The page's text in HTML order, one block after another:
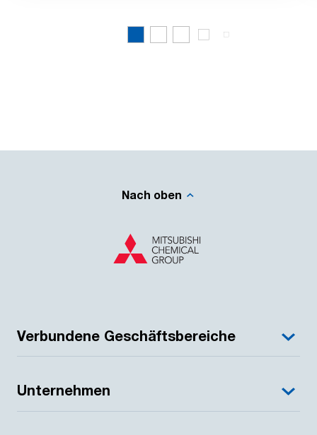
Nach oben
Verbundene Geschäftsbereiche
Unternehmen